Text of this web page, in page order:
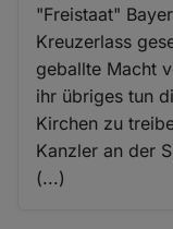
"Freistaat"
Kreuzerlass
geballte Macht
ihr übriges tun
Kirchen zu
Kanzler an der
(...)